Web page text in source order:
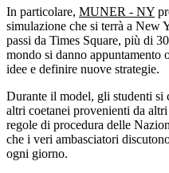
In particolare, MUNER - NY
simulazione che si terrà a New
passi da Times Square, più di
mondo si danno appuntamento
idee e definire nuove strategie.
Durante il model, gli studenti si
altri coetanei provenienti da
regole di procedura delle
che i veri ambasciatori
ogni giorno.